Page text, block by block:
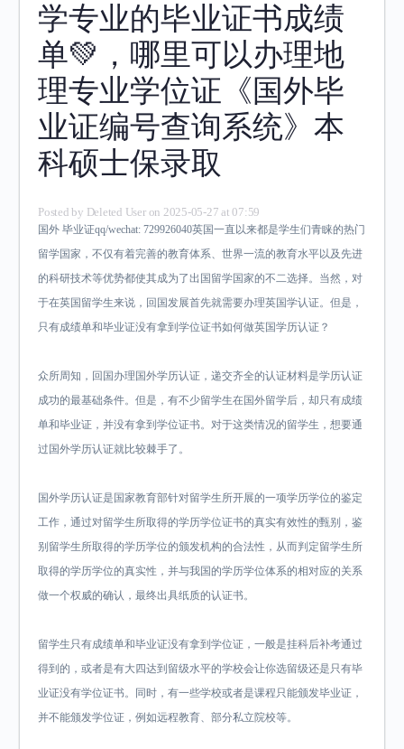
学专业的毕业证书成绩
单💚，哪里可以办理地
理专业学位证《国外毕
业证编号查询系统》本
科硕士保录取
Posted by Deleted User on 2025-05-27 at 07:59
国外 毕业证qq/wechat: 729926040英国一直以来都是学生们青睐的热门
留学国家，不仅有着完善的教育体系、世界一流的教育水平以及先进
的科研技术等优势都使其成为了出国留学国家的不二选择。当然，对
于在英国留学生来说，回国发展首先就需要办理英国学认证。但是，
只有成绩单和毕业证没有拿到学位证书如何做英国学历认证？
众所周知，回国办理国外学历认证，递交齐全的认证材料是学历认证
成功的最基础条件。但是，有不少留学生在国外留学后，却只有成绩
单和毕业证，并没有拿到学位证书。对于这类情况的留学生，想要通
过国外学历认证就比较棘手了。
国外学历认证是国家教育部针对留学生所开展的一项学历学位的鉴定
工作，通过对留学生所取得的学历学位证书的真实有效性的甄别，鉴
别留学生所取得的学历学位的颁发机构的合法性，从而判定留学生所
取得的学历学位的真实性，并与我国的学历学位体系的相对应的关系
做一个权威的确认，最终出具纸质的认证书。
留学生只有成绩单和毕业证没有拿到学位证，一般是挂科后补考通过
得到的，或者是有大四达到留级水平的学校会让你选留级还是只有毕
业证没有学位证书。同时，有一些学校或者是课程只能颁发毕业证，
并不能颁发学位证，例如远程教育、部分私立院校等。